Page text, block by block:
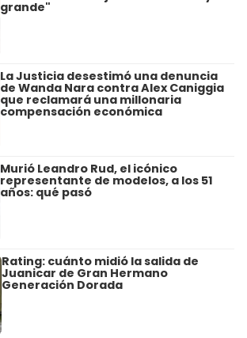
grande"
La Justicia desestimó una denuncia
de Wanda Nara contra Alex Caniggia
que reclamará una millonaria
compensación económica
Murió Leandro Rud, el icónico
representante de modelos, a los 51
años: qué pasó
Rating: cuánto midió la salida de
Juanicar de Gran Hermano
Generación Dorada